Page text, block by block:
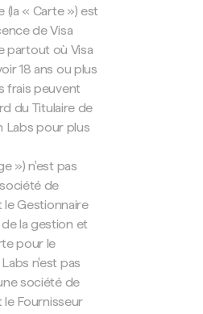
(la « Carte ») est
de Visa
partout où Visa
18 ans ou plus
frais peuvent
du Titulaire de
Labs pour plus
») n'est pas
de
Gestionnaire
la gestion et
pour le
n'est pas
société de
Fournisseur